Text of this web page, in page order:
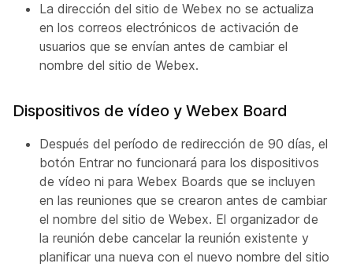
La dirección del sitio de Webex no se actualiza
en los correos electrónicos de activación de
usuarios que se envían antes de cambiar el
nombre del sitio de Webex.
Dispositivos de vídeo y Webex Board
Después del período de redirección de 90 días, el
botón Entrar no funcionará para los dispositivos
de vídeo ni para Webex Boards que se incluyen
en las reuniones que se crearon antes de cambiar
el nombre del sitio de Webex. El organizador de
la reunión debe cancelar la reunión existente y
planificar una nueva con el nuevo nombre del sitio